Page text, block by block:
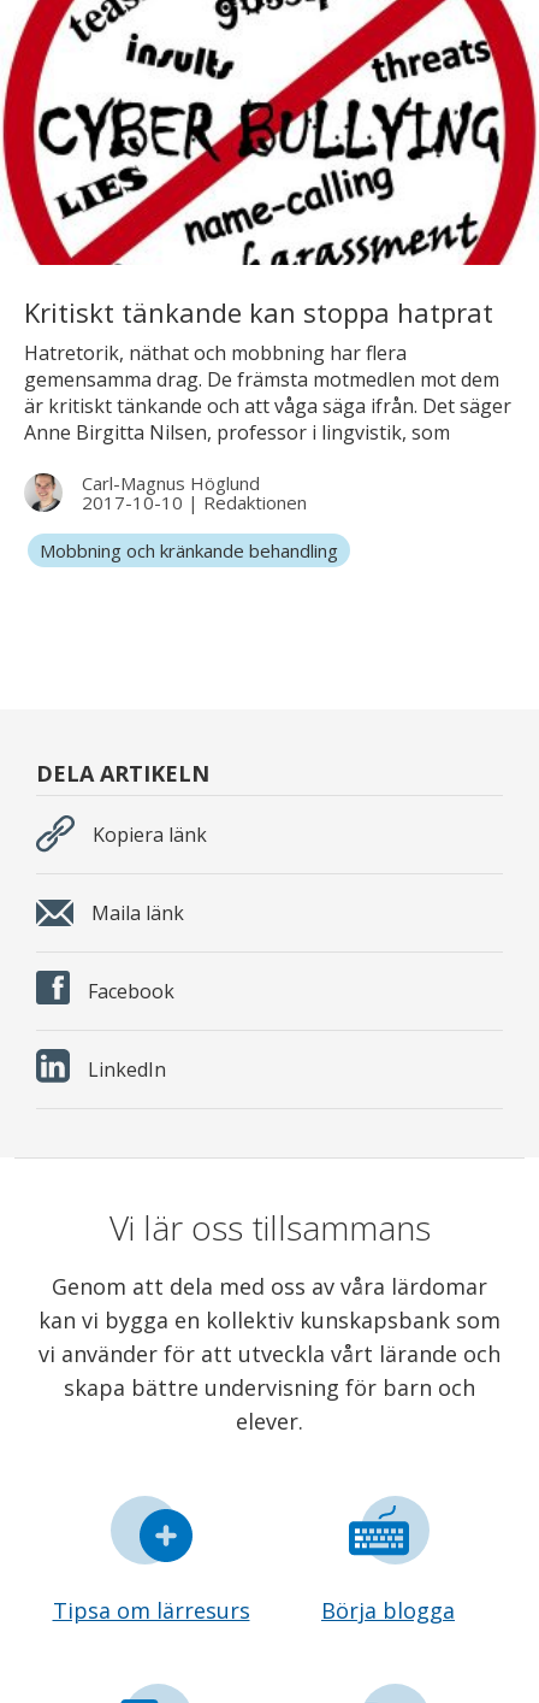
Kritiskt tänkande kan stoppa hatprat
Hatretorik, näthat och mobbning har flera
gemensamma drag. De främsta motmedlen mot dem
är kritiskt tänkande och att våga säga ifrån. Det säger
Anne Birgitta Nilsen, professor i lingvistik, som
Carl-Magnus Höglund
2017-10-10 | Redaktionen
Mobbning och kränkande behandling
DELA ARTIKELN
Kopiera länk
Maila länk
Facebook
LinkedIn
Vi lär oss tillsammans
Genom att dela med oss av våra lärdomar
kan vi bygga en kollektiv kunskapsbank som
vi använder för att utveckla vårt lärande och
skapa bättre undervisning för barn och
elever.
Tipsa om lärresurs Börja blogga